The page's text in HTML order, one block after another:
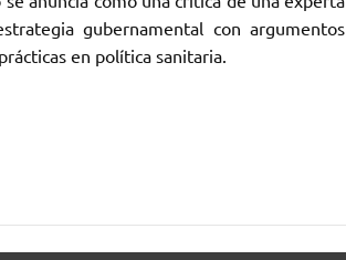
gubernamental con argumentos
en política sanitaria.